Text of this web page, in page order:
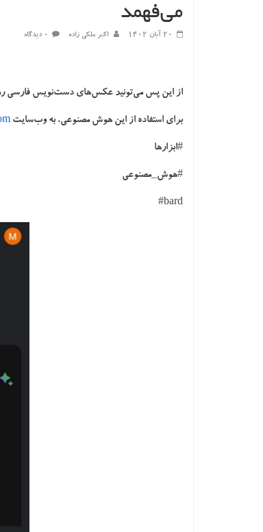
می‌فهمد
۲۰ آبان ۱۴۰۲ اکبر ملکی زاده ۰ دیدگاه
از این پس می‌تونید عکس‌های دست‌نویس فارسی‌ رو
برای استفاده از این هوش مصنوعی، به وب‌سایت
#ابزارها
#هوش_مصنوعی
bard#